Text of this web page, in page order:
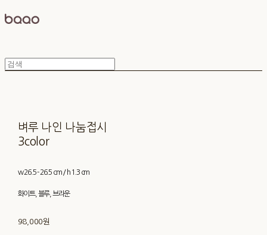
벼루 나인 나눔접시
3color
w 26.5 - 26.5 cm / h 1.3 cm
화이트, 블루, 브라운
98,000원